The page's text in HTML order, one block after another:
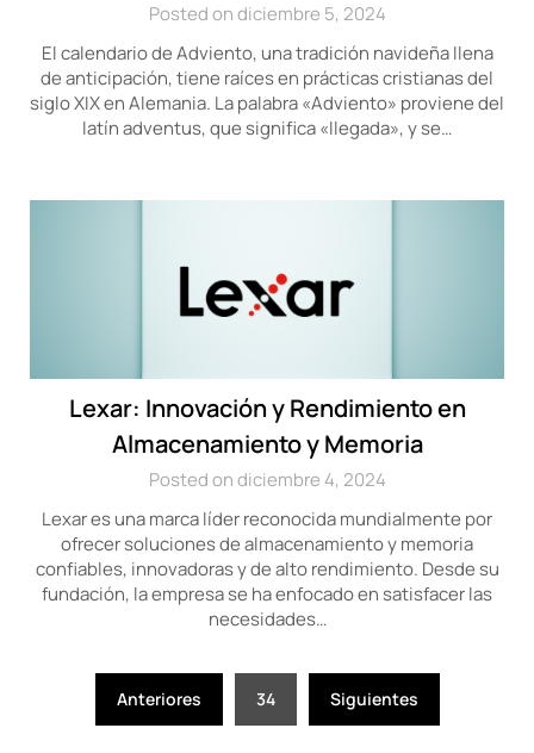
Posted on diciembre 5, 2024
El calendario de Adviento, una tradición navideña llena
de anticipación, tiene raíces en prácticas cristianas del
siglo XIX en Alemania. La palabra «Adviento» proviene del
latín adventus, que significa «llegada», y se…
Lexar: Innovación y Rendimiento en
Almacenamiento y Memoria
Posted on diciembre 4, 2024
Lexar es una marca líder reconocida mundialmente por
ofrecer soluciones de almacenamiento y memoria
confiables, innovadoras y de alto rendimiento. Desde su
fundación, la empresa se ha enfocado en satisfacer las
necesidades…
PaginaciónAnteriores 34 Siguientes